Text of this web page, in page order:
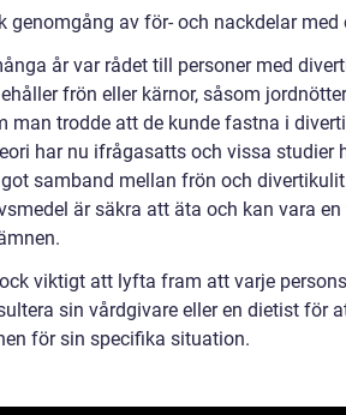
genomgång av för- och nackdelar
år var rådet till personer med
frön eller kärnor, såsom
man trodde att de kunde fastna i
har nu ifrågasatts och vissa studier
samband mellan frön och
är säkra att äta och kan vara
viktigt att lyfta fram att varje
sin vårdgivare eller en dietist för
för sin specifika situation.